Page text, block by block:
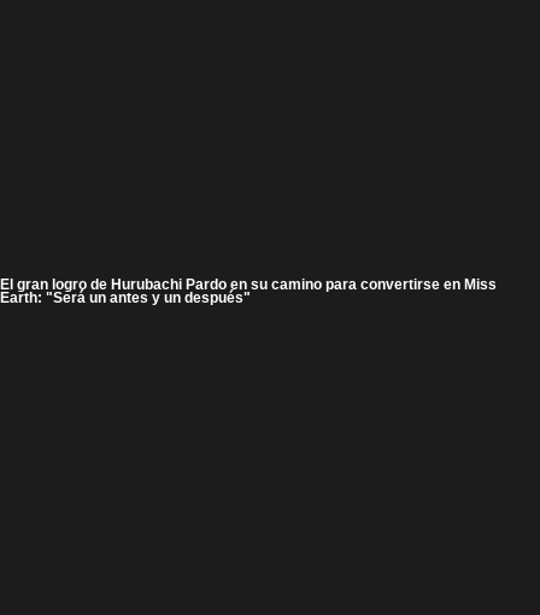
El gran logro de Hurubachi Pardo en su camino para convertirse en Miss
Earth: "Será un antes y un después"